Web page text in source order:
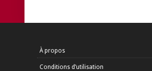
À propos
Conditions d’utilisation